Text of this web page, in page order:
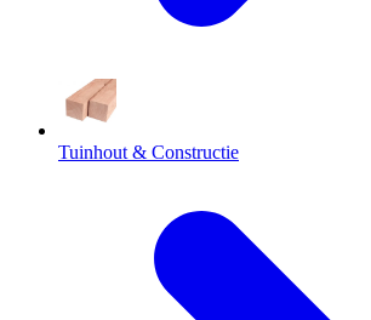
Tuinhout & Constructie